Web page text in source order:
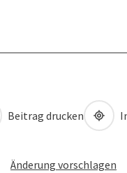
Beitrag drucken
Änderung vorschlagen